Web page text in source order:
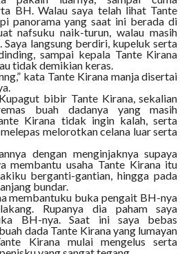
BH. Walau saya telah lihat Tante
panorama yang saat ini berada di
nafsuku naik-turun, walau masih
langsung berdiri, kupeluk serta
sampai kepala Tante Kirana
tidak demikian keras.
kata Tante Kirana manja disertai
bibir Tante Kirana, sekalian
buah dadanya yang masih
Kirana tidak ingin kalah, serta
melorotkan celana luar serta
dengan menginjaknya supaya
membantu usaha Tante Kirana itu
berganti-gantian, hingga pada
bundar.
membantuku buka pengait BH-nya
Rupanya dia paham saya
BH-nya. Saat ini saya bebas
dada Tante Kirana yang lumayan
Kirana mulai mengelus serta